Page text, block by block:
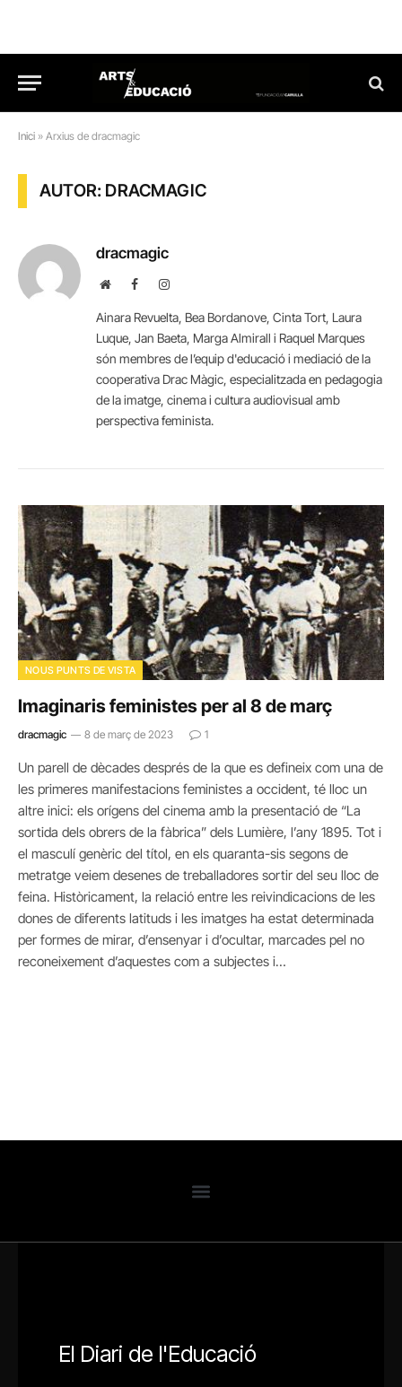
Inici » Arxius de dracmagic
AUTOR: DRACMAGIC
dracmagic
WebsiteFacebookInstagram
Ainara Revuelta, Bea Bordanove, Cinta Tort, Laura
Luque, Jan Baeta, Marga Almirall i Raquel Marques
són membres de l’equip d'educació i mediació de la
cooperativa Drac Màgic, especialitzada en pedagogia
de la imatge, cinema i cultura audiovisual amb
perspectiva feminista.
NOUS PUNTS DE VISTA
Imaginaris feministes per al 8 de març
dracmagic 8 de març de 2023 1
Un parell de dècades després de la que es defineix com una de
les primeres manifestacions feministes a occident, té lloc un
altre inici: els orígens del cinema amb la presentació de “La
sortida dels obrers de la fàbrica” dels Lumière, l’any 1895. Tot i
el masculí genèric del títol, en els quaranta-sis segons de
metratge veiem desenes de treballadores sortir del seu lloc de
feina. Històricament, la relació entre les reivindicacions de les
dones de diferents latituds i les imatges ha estat determinada
per formes de mirar, d’ensenyar i d’ocultar, marcades pel no
reconeixement d’aquestes com a subjectes i…